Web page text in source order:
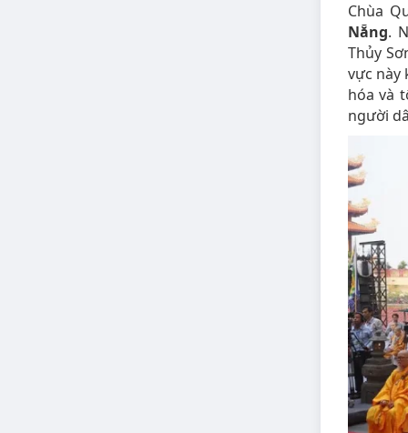
Chùa
Nẵng.
Thủy
vực này
hóa và
người